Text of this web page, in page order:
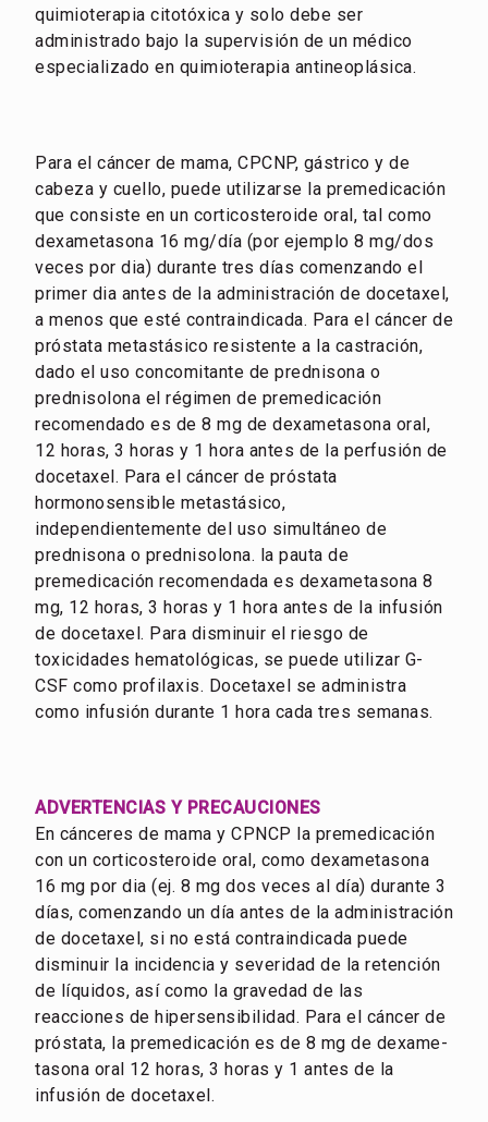
quimioterapia citotóxica y solo debe ser
administrado bajo la supervisión de un médico
especializado en quimioterapia antineoplásica.
Para el cáncer de mama, CPCNP, gástrico y de
cabeza y cuello, puede utilizarse la premedicación
que consiste en un corticosteroide oral, tal como
dexametasona 16 mg/día (por ejemplo 8 mg/dos
veces por dia) durante tres días comenzando el
primer dia antes de la administración de docetaxel,
a menos que esté contraindicada. Para el cáncer de
próstata metastásico resistente a la castración,
dado el uso concomitante de prednisona o
prednisolona el régimen de premedicación
recomendado es de 8 mg de dexametasona oral,
12 horas, 3 horas y 1 hora antes de la perfusión de
docetaxel. Para el cáncer de próstata
hormonosensible metastásico,
independientemente del uso simultáneo de
prednisona o prednisolona. la pauta de
premedicación recomendada es dexametasona 8
mg, 12 horas, 3 horas y 1 hora antes de la infusión
de docetaxel. Para disminuir el riesgo de
toxicidades hematológicas, se puede utilizar G-
CSF como profilaxis. Docetaxel se administra
como infusión durante 1 hora cada tres semanas.
ADVERTENCIAS Y PRECAUCIONES
En cánceres de mama y CPNCP la premedicación
con un corticosteroide oral, como dexametasona
16 mg por dia (ej. 8 mg dos veces al día) durante 3
días, comenzando un día antes de la administración
de docetaxel, si no está contraindicada puede
disminuir la incidencia y severidad de la retención
de líquidos, así como la gravedad de las
reacciones de hipersensibilidad. Para el cáncer de
próstata, la premedicación es de 8 mg de dexame-
tasona oral 12 horas, 3 horas y 1 antes de la
infusión de docetaxel.